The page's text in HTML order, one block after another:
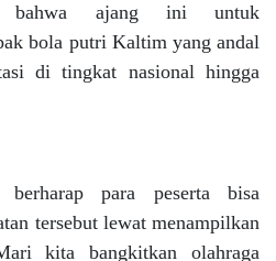
bahwa ajang ini untuk
bola putri Kaltim yang andal
di tingkat nasional hingga
para peserta bisa
tersebut lewat menampilkan
kita bangkitkan olahraga